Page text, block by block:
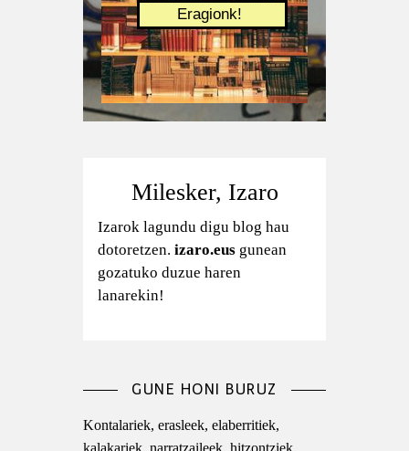
Milesker, Izaro
Izarok lagundu digu blog hau
dotoretzen.izaro.eus gunean
gozatuko duzue haren
lanarekin!
GUNE HONI BURUZ
Kontalariek, erasleek, elaberritiek,
kalakariek, narratzaileek, hitzontziek,